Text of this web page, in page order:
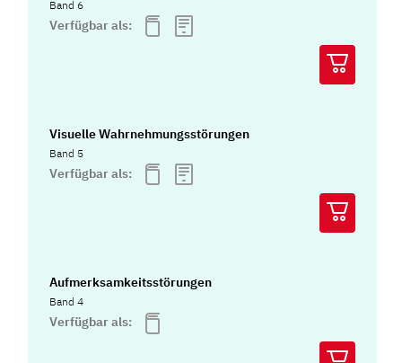
Band 6
Verfügbar als:
Visuelle Wahrnehmungsstörungen
Band 5
Verfügbar als:
Aufmerksamkeitsstörungen
Band 4
Verfügbar als: